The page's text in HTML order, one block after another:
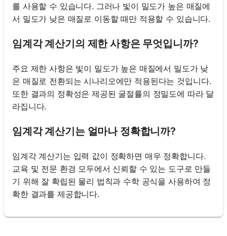
를 사용할 수 있습니다. 그러나 빛이 밀도가 높은 매질에
서 밀도가 낮은 매질로 이동할 때만 적용할 수 있습니다.
임계각 계산기의 제한 사항은 무엇입니까?
주요 제한 사항은 빛이 밀도가 높은 매질에서 밀도가 낮
은 매질로 전환되는 시나리오에만 적용된다는 것입니다.
또한 결과의 정확성은 제공된 굴절률의 정밀도에 따라 달
라집니다.
임계각 계산기는 얼마나 정확합니까?
임계각 계산기는 입력 값이 정확하면 매우 정확합니다.
교육 및 전문 환경 모두에서 신뢰할 수 있는 도구로 만들
기 위해 잘 확립된 물리 법칙과 수학 공식을 사용하여 정
확한 결과를 제공합니다.